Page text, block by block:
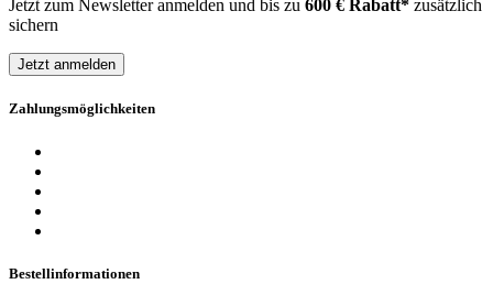
Jetzt zum Newsletter anmelden und bis zu 600 € Rabatt* zusätzlich
sichern
Jetzt anmelden
Zahlungsmöglichkeiten
Bestellinformationen